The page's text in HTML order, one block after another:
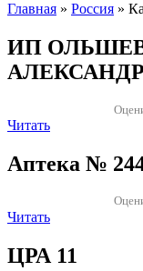
Главная » Россия »
ИП
Читать
Аптека №
Читать
ЦРА 11